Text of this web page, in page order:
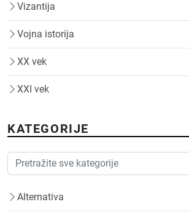
Vizantija
Vojna istorija
XX vek
XXI vek
KATEGORIJE
Alternativa